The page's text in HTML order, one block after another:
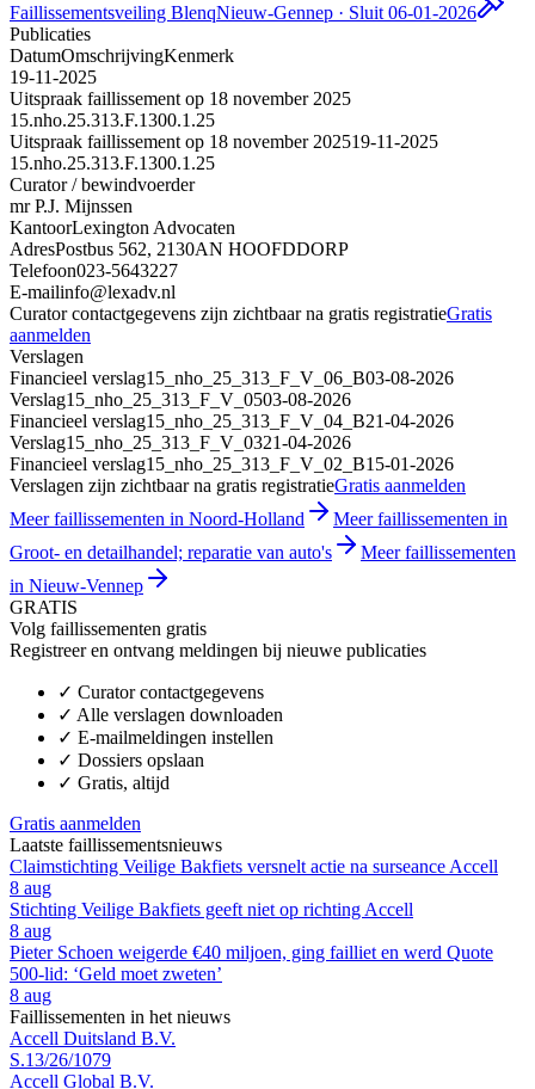
Faillissementsveiling BlenqNieuw-Gennep · Sluit 06-01-2026
Publicaties
DatumOmschrijvingKenmerk
19-11-2025
Uitspraak faillissement op 18 november 2025
15.nho.25.313.F.1300.1.25
Uitspraak faillissement op 18 november 202519-11-2025
15.nho.25.313.F.1300.1.25
Curator / bewindvoerder
mr P.J. Mijnssen
KantoorLexington Advocaten
AdresPostbus 562, 2130AN HOOFDDORP
Telefoon023-5643227
E-mailinfo@lexadv.nl
Curator contactgegevens zijn zichtbaar na gratis registratieGratis
aanmelden
Verslagen
Financieel verslag15_nho_25_313_F_V_06_B03-08-2026
Verslag15_nho_25_313_F_V_0503-08-2026
Financieel verslag15_nho_25_313_F_V_04_B21-04-2026
Verslag15_nho_25_313_F_V_0321-04-2026
Financieel verslag15_nho_25_313_F_V_02_B15-01-2026
Verslagen zijn zichtbaar na gratis registratieGratis aanmelden
Meer faillissementen in Noord-Holland
Meer faillissementen in
Groot- en detailhandel; reparatie van auto's
Meer faillissementen
in Nieuw-Vennep
GRATIS
Volg faillissementen gratis
Registreer en ontvang meldingen bij nieuwe publicaties
✓ Curator contactgegevens
✓ Alle verslagen downloaden
✓ E-mailmeldingen instellen
✓ Dossiers opslaan
✓ Gratis, altijd
Gratis aanmelden
Laatste faillissementsnieuws
Claimstichting Veilige Bakfiets versnelt actie na surseance Accell
8 aug
Stichting Veilige Bakfiets geeft niet op richting Accell
8 aug
Pieter Schoen weigerde €40 miljoen, ging failliet en werd Quote
500-lid: ‘Geld moet zweten’
8 aug
Faillissementen in het nieuws
Accell Duitsland B.V.
S.13/26/1079
Accell Global B.V.